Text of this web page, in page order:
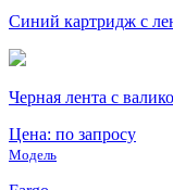
Синий картридж с
Черная лента с
Цена: по запросу
Модель